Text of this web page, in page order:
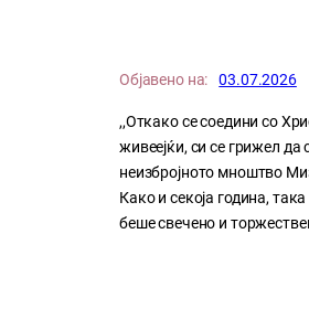
Објавено на: 03.07.2026
,,Откако се соедини со
живеејќи, си се грижел
неизбројното мноштво
Како и секоја година,
беше свечено и